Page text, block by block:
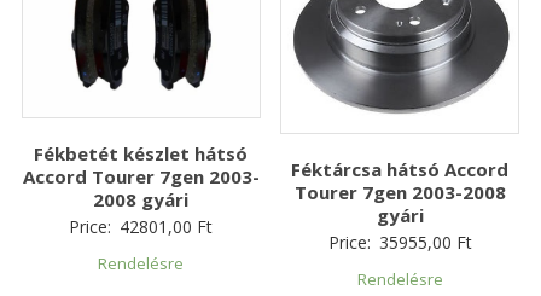
Fékbetét készlet hátsó
Accord Tourer 7gen 2003-
2008 gyári
Price: 42801,00 Ft
Rendelésre
Féktárcsa hátsó Accord
Tourer 7gen 2003-2008
gyári
Price: 35955,00 Ft
Rendelésre